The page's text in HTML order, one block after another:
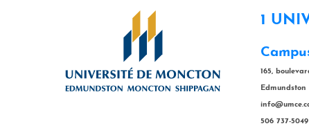
1
165,
Edmundston
506 737-5049